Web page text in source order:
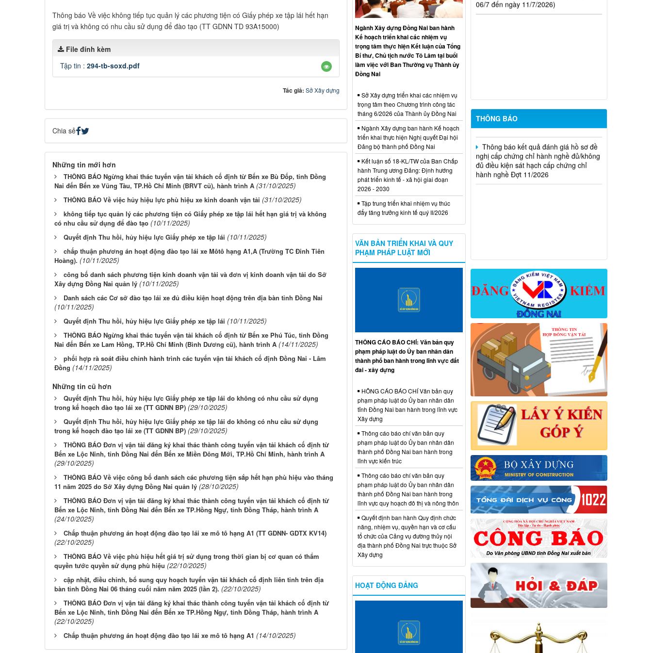
Thông báo Về việc không tiếp tục quản lý các phương tiện có Giấy phép xe tập lái hết hạn
giá trị và không có nhu cầu sử dụng để đào tạo (TT GDNN TD 93A15000)
File đính kèm
Tập tin : 294-tb-soxd.pdf
Tác giả: Sở Xây dựng
Chia sẻ
Những tin mới hơn
THÔNG BÁO Ngừng khai thác tuyến vận tải khách cố định từ Bến xe Bù Đốp, tỉnh Đồng
Nai đến Bến xe Vũng Tàu, TP.Hồ Chí Minh (BRVT cũ), hành trình A (31/10/2025)
THÔNG BÁO Về việc hủy hiệu lực phù hiệu xe kinh doanh vận tải (31/10/2025)
không tiếp tục quản lý các phương tiện có Giấy phép xe tập lái hết hạn giá trị và không
có nhu cầu sử dụng để đào tạo (10/11/2025)
Quyết định Thu hồi, hủy hiệu lực Giấy phép xe tập lái (10/11/2025)
chấp thuận phương án hoạt động đào tạo lái xe Môtô hạng A1,A (Trường TC Đinh Tiên
Hoàng). (10/11/2025)
công bố danh sách phương tiện kinh doanh vận tải và đơn vị kinh doanh vận tải do Sở
Xây dựng Đồng Nai quản lý (10/11/2025)
Danh sách các Cơ sở đào tạo lái xe đủ điều kiện hoạt động trên địa bàn tỉnh Đồng Nai
(10/11/2025)
Quyết định Thu hồi, hủy hiệu lực Giấy phép xe tập lái (10/11/2025)
THÔNG BÁO Ngừng khai thác tuyến vận tải khách cố định từ Bến xe Phú Túc, tỉnh Đồng
Nai đến Bến xe Lam Hồng, TP.Hồ Chí Minh (Bình Dương cũ), hành trình A (14/11/2025)
phối hợp rà soát điều chỉnh hành trình các tuyến vận tải khách cố định Đồng Nai - Lâm
Đồng (14/11/2025)
Những tin cũ hơn
Quyết định Thu hồi, hủy hiệu lực Giấy phép xe tập lái do không có nhu cầu sử dụng
trong kế hoạch đào tạo lái xe (TT GDNN BP) (29/10/2025)
Quyết định Thu hồi, hủy hiệu lực Giấy phép xe tập lái do không có nhu cầu sử dụng
trong kế hoạch đào tạo lái xe (TT GDNN BP) (29/10/2025)
THÔNG BÁO Đơn vị vận tải đăng ký khai thác thành công tuyến vận tải khách cố định từ
Bến xe Lộc Ninh, tỉnh Đồng Nai đến Bến xe Miền Đông Mới, TP.Hồ Chí Minh, hành trình A
(29/10/2025)
THÔNG BÁO Về việc công bố danh sách các phương tiện sắp hết hạn phù hiệu vào tháng
11 năm 2025 do Sở Xây dựng Đồng Nai quản lý (28/10/2025)
THÔNG BÁO Đơn vị vận tải đăng ký khai thác thành công tuyến vận tải khách cố định từ
Bến xe Lộc Ninh, tỉnh Đồng Nai đến Bến xe TP.Hồng Ngự, tỉnh Đồng Tháp, hành trình A
(24/10/2025)
Chấp thuận phương án hoạt động đào tạo lái xe mô tô hạng A1 (TT GDNN- GDTX KV14)
(22/10/2025)
THÔNG BÁO Về việc phù hiệu hết giá trị sử dụng trong thời gian bị cơ quan có thẩm
quyền tước quyền sử dụng phù hiệu (22/10/2025)
cập nhật, điều chỉnh, bổ sung quy hoạch tuyến vận tải khách cố định liên tỉnh trên địa
bàn tỉnh Đồng Nai 06 tháng cuối năm năm 2025 (lần 2). (22/10/2025)
THÔNG BÁO Đơn vị vận tải đăng ký khai thác thành công tuyến vận tải khách cố định từ
Bến xe Lộc Ninh, tỉnh Đồng Nai đến Bến xe TP.Hồng Ngự, tỉnh Đồng Tháp, hành trình A
(22/10/2025)
Chấp thuận phương án hoạt động đào tạo lái xe mô tô hạng A1 (14/10/2025)
THÔNG BÁO
hành nghề hoạt động xây dựng (Đợt
hành nghề Đợt 10/2026
nghị cấp chứng chỉ hành nghề đủ/không
đủ điều kiện sát hạch cấp chứng chỉ
hành nghề Đợt 11/2026
Ngành Xây dựng Đồng Nai ban hành
Kế hoạch triển khai các nhiệm vụ
trọng tâm thực hiện Kết luận của Tổng
Bí thư, Chủ tịch nước Tô Lâm tại buổi
làm việc với Ban Thường vụ Thành ủy
Đồng Nai
Sở Xây dựng triển khai các nhiệm vụ
trọng tâm theo Chương trình công tác
tháng 6/2026 của Thành ủy Đồng Nai
Ngành Xây dựng ban hành Kế hoạch
triển khai thực hiện Nghị quyết Đại hội
Đảng bộ thành phố Đồng Nai
Kết luận số 18-KL/TW của Ban Chấp
hành Trung ương Đảng: Định hướng
phát triển kinh tế - xã hội giai đoạn
2026 - 2030
Tập trung triển khai nhiệm vụ thúc
đẩy tăng trưởng kinh tế quý II/2026
VĂN BẢN TRIỂN KHAI VÀ QUY
PHẠM PHÁP LUẬT MỚI
THÔNG CÁO BÁO CHÍ: Văn bản quy
phạm pháp luật do Ủy ban nhân dân
thành phố ban hành trong lĩnh vực đất
đai - xây dựng
HÔNG CÁO BÁO CHÍ Văn bản quy
phạm pháp luật do Ủy ban nhân dân
tỉnh Đồng Nai ban hành trong lĩnh vực
Xây dựng
Thông cáo báo chí văn bản quy
phạm pháp luật do Ủy ban nhân dân
thành phố Đồng Nai ban hành trong
lĩnh vực kiến trúc
Thông cáo báo chí văn bản quy
phạm pháp luật do Ủy ban nhân dân
thành phố Đồng Nai ban hành trong
lĩnh vực quy hoạch đô thị và nông thôn
Quyết định ban hành Quy định chức
năng, nhiệm vụ, quyền hạn và cơ cấu
tổ chức của Cảng vụ đường thủy nội
địa thành phố Đồng Nai trực thuộc Sở
Xây dựng
HOẠT ĐỘNG ĐẢNG